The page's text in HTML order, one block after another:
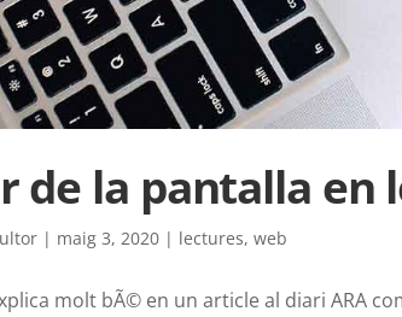
de la pantalla en
| maig 3, 2020 | lectures,web
molt bÃ© en un article al diari ARA